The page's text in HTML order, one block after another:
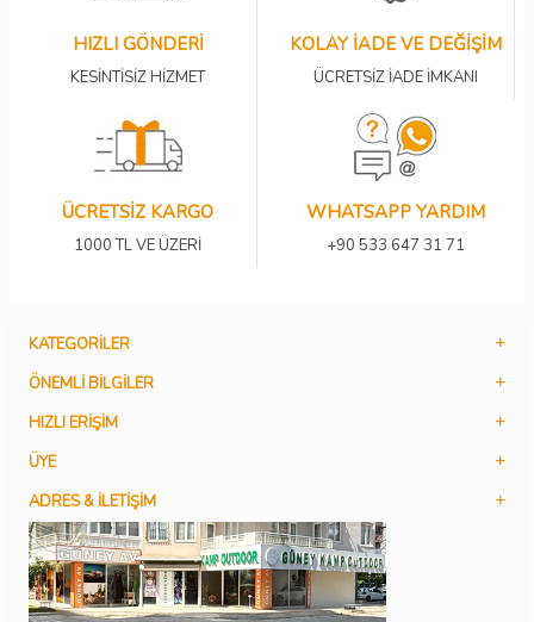
HIZLI GÖNDERİ
KESİNTİSİZ HİZMET
KOLAY İADE VE DEĞİŞİM
ÜCRETSİZ İADE İMKANI
ÜCRETSİZ KARGO
1000 TL VE ÜZERİ
WHATSAPP YARDIM
+90 533 647 31 71
KATEGORILER
ÖNEMLI BILGILER
HIZLI ERIŞIM
ÜYE
ADRES & İLETIŞIM